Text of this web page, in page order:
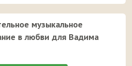
музыкальное
в любви для Вадима